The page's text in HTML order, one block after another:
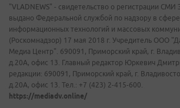
"VLADNEWS" - свидетельство о регистрации
выдано Федеральной службой по надзору в сфере
информационных технологий и массовых
(Роскомнадзор) 17 мая 2018 г. Учредитель ООО
Медиа Центр". 690091, Приморский край, г.
д.20А, офис 13. Главный редактор Юркевич
редакции: 690091, Приморский край, г.
д.20А, офис 13. Тел.: +7 (423) 2-415-600.
https://mediadv.online/